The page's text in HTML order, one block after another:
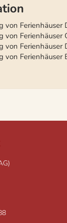
von Ferienhäuser
von Ferienhäuser
von Ferienhäuser
von Ferienhäuser